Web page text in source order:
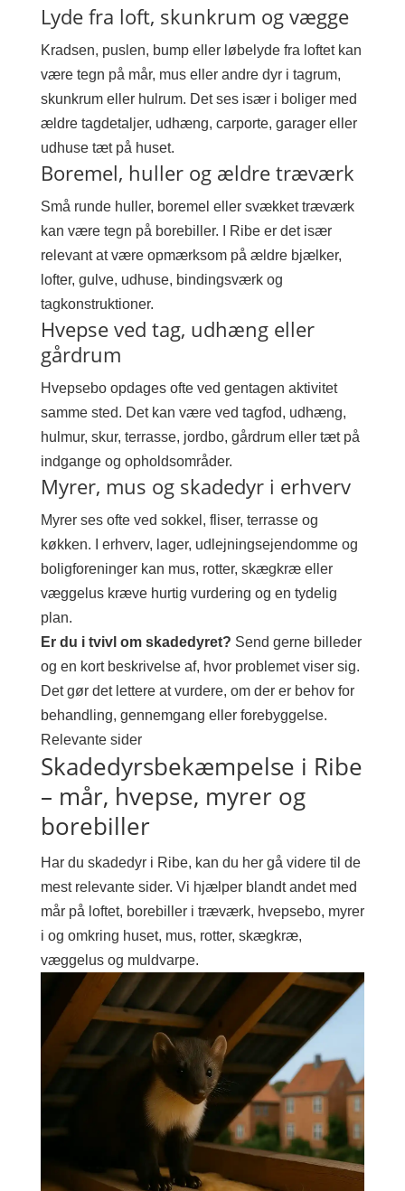
Lyde fra loft, skunkrum og vægge
Kradsen, puslen, bump eller løbelyde fra loftet kan
være tegn på mår, mus eller andre dyr i tagrum,
skunkrum eller hulrum. Det ses især i boliger med
ældre tagdetaljer, udhæng, carporte, garager eller
udhuse tæt på huset.
Boremel, huller og ældre træværk
Små runde huller, boremel eller svækket træværk
kan være tegn på borebiller. I Ribe er det især
relevant at være opmærksom på ældre bjælker,
lofter, gulve, udhuse, bindingsværk og
tagkonstruktioner.
Hvepse ved tag, udhæng eller
gårdrum
Hvepsebo opdages ofte ved gentagen aktivitet
samme sted. Det kan være ved tagfod, udhæng,
hulmur, skur, terrasse, jordbo, gårdrum eller tæt på
indgange og opholdsområder.
Myrer, mus og skadedyr i erhverv
Myrer ses ofte ved sokkel, fliser, terrasse og
køkken. I erhverv, lager, udlejningsejendomme og
boligforeninger kan mus, rotter, skægkræ eller
væggelus kræve hurtig vurdering og en tydelig
plan.
Er du i tvivl om skadedyret? Send gerne billeder
og en kort beskrivelse af, hvor problemet viser sig.
Det gør det lettere at vurdere, om der er behov for
behandling, gennemgang eller forebyggelse.
Relevante sider
Skadedyrsbekæmpelse i Ribe
– mår, hvepse, myrer og
borebiller
Har du skadedyr i Ribe, kan du her gå videre til de
mest relevante sider. Vi hjælper blandt andet med
mår på loftet, borebiller i træværk, hvepsebo, myrer
i og omkring huset, mus, rotter, skægkræ,
væggelus og muldvarpe.